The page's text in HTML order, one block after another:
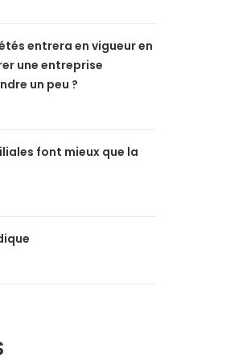
entrera en vigueur en
une entreprise
un peu ?
font mieux que la